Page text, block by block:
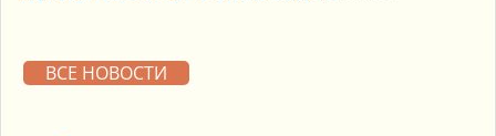
ВСЕ НОВОСТИ